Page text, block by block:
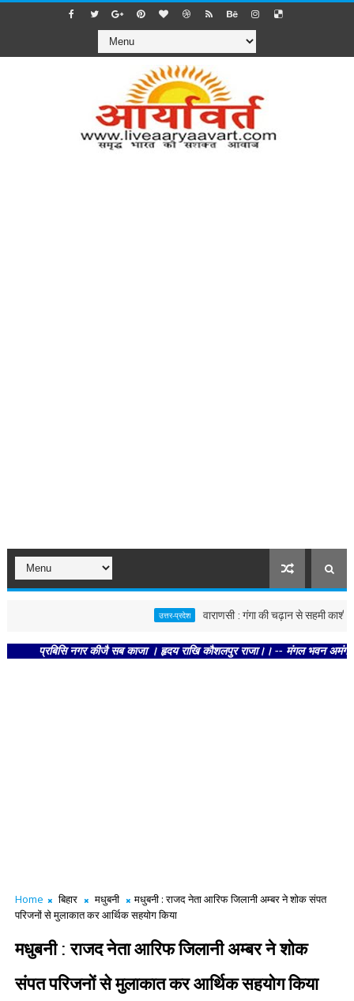
उत्तर-प्रदेश वाराणसी : गंगा की चढ़ान से सहमी काशी : छूने
प्रबिसि नगर कीजै सब काजा । हृदय राखि कौशलपुर राजा।। -- मंगल भवन अमंगल
Home बिहार मधुबनी
मधुबनी : राजद नेता आरिफ जिलानी अम्बर ने शोक संपत
परिजनों से मुलाकात कर आर्थिक सहयोग किया
मधुबनी : राजद नेता आरिफ जिलानी अम्बर ने शोक
संपत परिजनों से मुलाकात कर आर्थिक सहयोग किया